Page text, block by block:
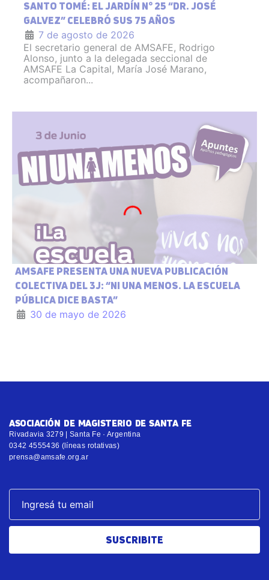
SANTO TOMÉ: EL JARDÍN N° 25 “DR. JOSÉ
GALVEZ” CELEBRÓ SUS 75 AÑOS
7 de agosto de 2026
El secretario general de AMSAFE, Rodrigo
Alonso, junto a la delegada seccional de
AMSAFE La Capital, María José Marano,
acompañaron...
AMSAFE PRESENTA UNA NUEVA PUBLICACIÓN
COLECTIVA DEL 3J: “NI UNA MENOS. LA ESCUELA
PÚBLICA DICE BASTA”
30 de mayo de 2026
ASOCIACIÓN DE MAGISTERIO DE SANTA FE
Rivadavia 3279 | Santa Fe · Argentina
0342 4555436 (líneas rotativas)
prensa@amsafe.org.ar
SUSCRIBITE